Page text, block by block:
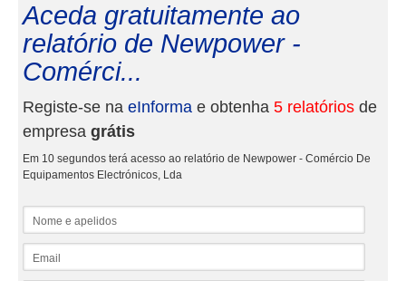
Aceda gratuitamente ao
relatório de Newpower -
Comérci...
Registe-se na eInforma e obtenha 5 relatórios de
empresa grátis
Em 10 segundos terá acesso ao relatório de Newpower - Comércio De
Equipamentos Electrónicos, Lda